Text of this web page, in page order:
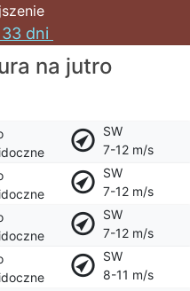
dni
na jutro
SW
7-12 m/s
SW
7-12 m/s
SW
7-12 m/s
SW
8-11 m/s